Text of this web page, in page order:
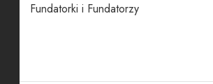
Fundatorki i Fundatorzy